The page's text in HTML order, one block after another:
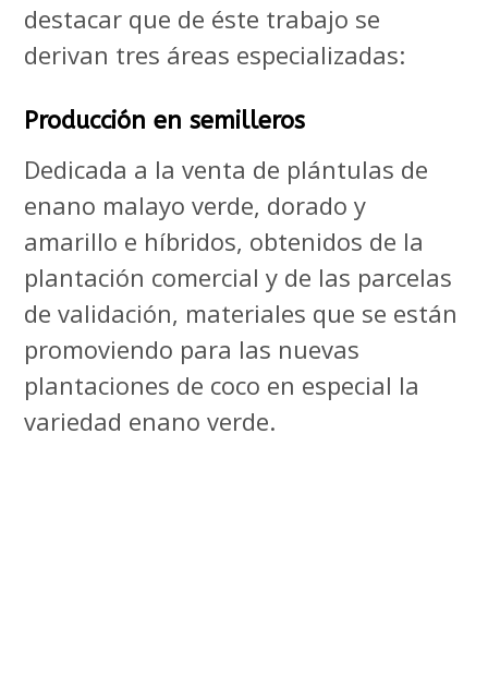
destacar que de éste trabajo se
derivan tres áreas especializadas:
Producción en semilleros
Dedicada a la venta de plántulas de
enano malayo verde, dorado y
amarillo e híbridos, obtenidos de la
plantación comercial y de las parcelas
de validación, materiales que se están
promoviendo para las nuevas
plantaciones de coco en especial la
variedad enano verde.